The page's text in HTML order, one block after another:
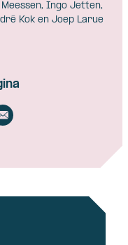
Ingo Jetten,
Kok en Joep Larue